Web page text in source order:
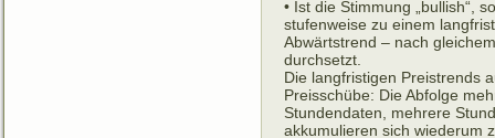
• Ist die Stimmung „bullish“,
stufenweise zu einem
Abwärtstrend – nach
durchsetzt.
Die langfristigen Preistrends
Preisschübe: Die Abfolge
Stundendaten, mehrere
akkumulieren sich wiederum